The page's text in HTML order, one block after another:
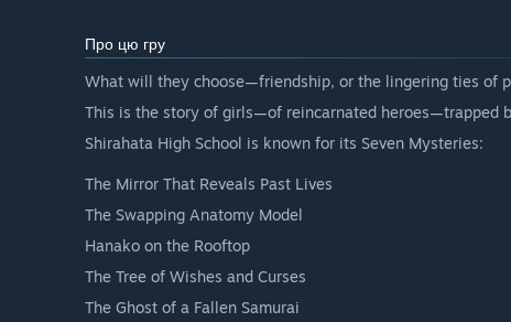
Про цю гру
What will they choose—friendship, or the lingering ties of
This is the story of girls—of reincarnated heroes—trapped
Shirahata High School is known for its Seven Mysteries:
The Mirror That Reveals Past Lives
The Swapping Anatomy Model
Hanako on the Rooftop
The Tree of Wishes and Curses
The Ghost of a Fallen Samurai